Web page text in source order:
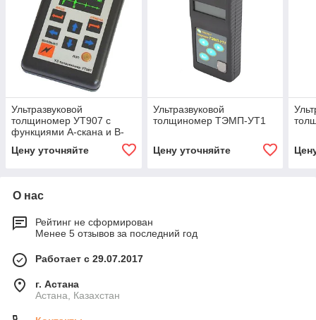
Ультразвуковой
толщиномер УТ907 с
функциями А-скана и В-
Цену уточняйте
Ультразвуковой
толщиномер ТЭМП-УТ1
Цену уточняйте
О нас
Рейтинг не сформирован
Менее 5 отзывов за последний год
Работает с 29.07.2017
г. Астана
Астана, Казахстан